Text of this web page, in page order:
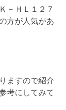
－ＨＬ１２７
方が人気があ
ますので紹介
考にしてみて